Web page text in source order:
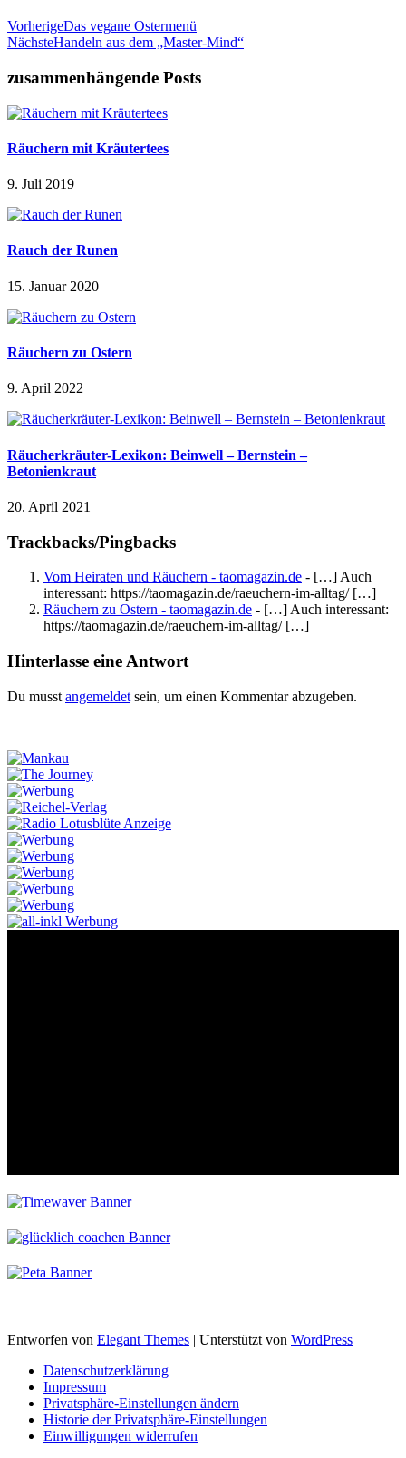
VorherigeDas vegane Ostermenü
NächsteHandeln aus dem „Master-Mind“
zusammenhängende Posts
Räuchern mit Kräutertees
9. Juli 2019
Rauch der Runen
15. Januar 2020
Räuchern zu Ostern
9. April 2022
Räucherkräuter-Lexikon: Beinwell – Bernstein –
Betonienkraut
20. April 2021
Trackbacks/Pingbacks
Vom Heiraten und Räuchern - taomagazin.de - […] Auch
interessant: https://taomagazin.de/raeuchern-im-alltag/ […]
Räuchern zu Ostern - taomagazin.de - […] Auch interessant:
https://taomagazin.de/raeuchern-im-alltag/ […]
Hinterlasse eine Antwort
Du musst angemeldet sein, um einen Kommentar abzugeben.
Entworfen von Elegant Themes | Unterstützt von WordPress
Datenschutzerklärung
Impressum
Privatsphäre-Einstellungen ändern
Historie der Privatsphäre-Einstellungen
Einwilligungen widerrufen